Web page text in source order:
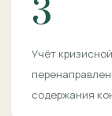
3
Учёт
содержания